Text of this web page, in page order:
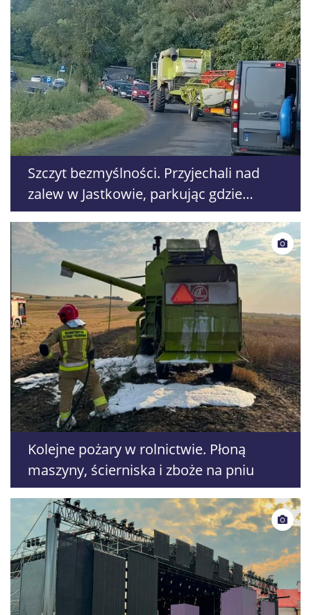
Szczyt bezmyślności. Przyjechali nad
zalew w Jastkowie, parkując gdzie
popadnie zablokowali drogę
Kolejne pożary w rolnictwie. Płoną
maszyny, ścierniska i zboże na pniu